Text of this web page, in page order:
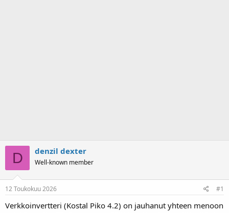
D denzil dexter
Well-known member
12 Toukokuu 2026 #1
Verkkoinvertteri (Kostal Piko 4.2) on jauhanut yhteen menoon